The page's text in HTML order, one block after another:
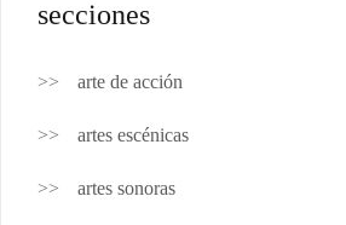
secciones
arte de acción
artes escénicas
artes sonoras